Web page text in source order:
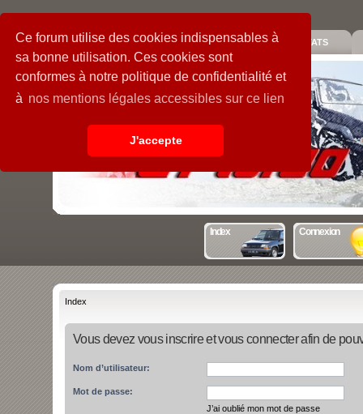
Ce forum utilise des cookies indispensables à
sa bonne utilisation. Ces cookies sont
conformes à notre politique de confidentialité et
à nos mentions légales accessibles sur ce lien
J'accepte
PIECES GALERIE GUIDE STATS
Index Connexion
Index
Vous devez vous inscrire et vous connecter afin de
Nom d’utilisateur:
Mot de passe:
J’ai oublié mon mot de passe